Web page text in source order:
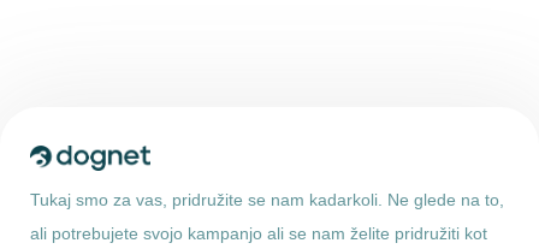
Tukaj smo za vas, pridružite se nam kadarkoli. Ne glede na to,
ali potrebujete svojo kampanjo ali se nam želite pridružiti kot